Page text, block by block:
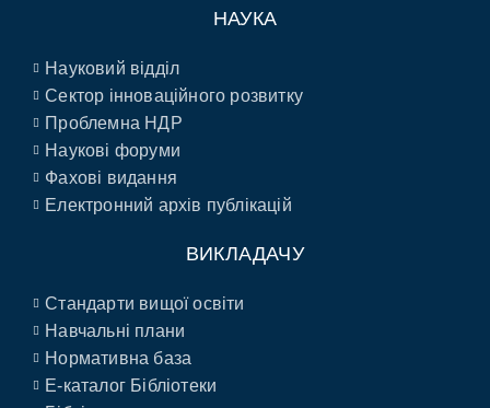
НАУКА
Науковий відділ
Сектор інноваційного розвитку
Проблемна НДР
Наукові форуми
Фахові видання
Електронний архів публікацій
ВИКЛАДАЧУ
Стандарти вищої освіти
Навчальні плани
Нормативна база
E-каталог Бібліотеки